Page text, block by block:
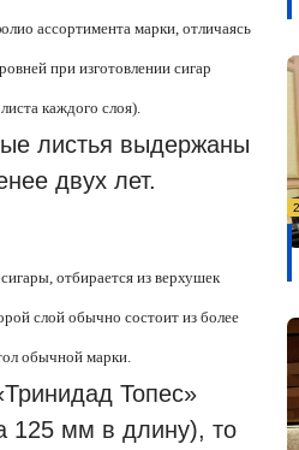
ассортимента марки, отличаясь
при изготовлении сигар
каждого слоя).
листья выдержаны
двух лет.
отбирается из верхушек
слой обычно состоит из более
обычной марки.
Топес»
125 мм в длину), то